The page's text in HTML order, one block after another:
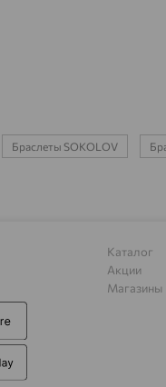
Браслеты SOKOLOV
Каталог
Акции
Магазины